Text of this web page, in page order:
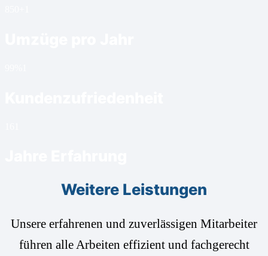
Weitere Leistungen
Unsere erfahrenen und zuverlässigen Mitarbeiter
führen alle Arbeiten effizient und fachgerecht